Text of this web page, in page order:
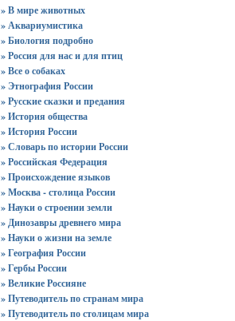
» В мире животных
» Аквариумистика
» Биология подробно
» Россия для нас и для птиц
» Все о собаках
» Этнография России
» Русские сказки и предания
» История общества
» История России
» Словарь по истории России
» Российская Федерация
» Происхождение языков
» Москва - столица России
» Науки о строении земли
» Динозавры древнего мира
» Науки о жизни на земле
» География России
» Гербы России
» Великие Россияне
» Путеводитель по странам мира
» Путеводитель по столицам мира